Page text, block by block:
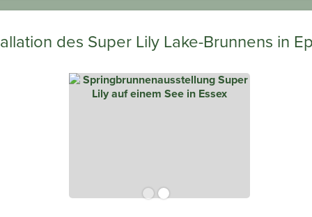
des Super Lily Lake-Brunnens in